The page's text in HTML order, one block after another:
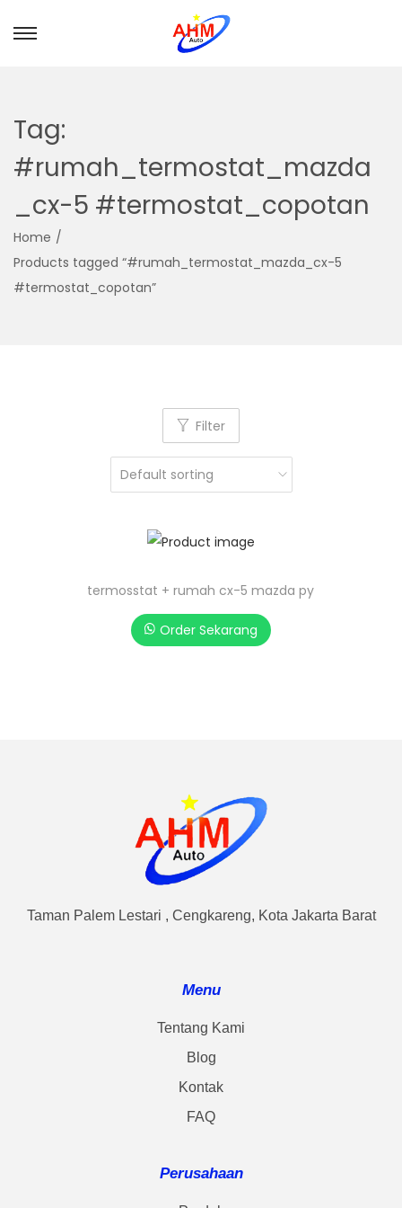
Tag:
#rumah_termostat_mazda
_cx-5 #termostat_copotan
Home /
Products tagged “#rumah_termostat_mazda_cx-5
#termostat_copotan”
Filter
termosstat + rumah cx-5 mazda py
Order Sekarang
Taman Palem Lestari , Cengkareng, Kota Jakarta Barat
Menu
Tentang Kami
Blog
Kontak
FAQ
Perusahaan